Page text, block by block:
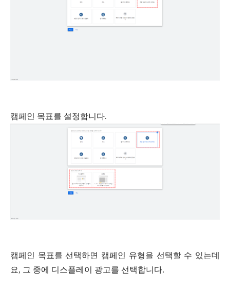
캠페인 목표를 설정합니다.
캠페인 목표를 선택하면 캠페인 유형을 선택할 수 있는데
요, 그 중에 디스플레이 광고를 선택합니다.